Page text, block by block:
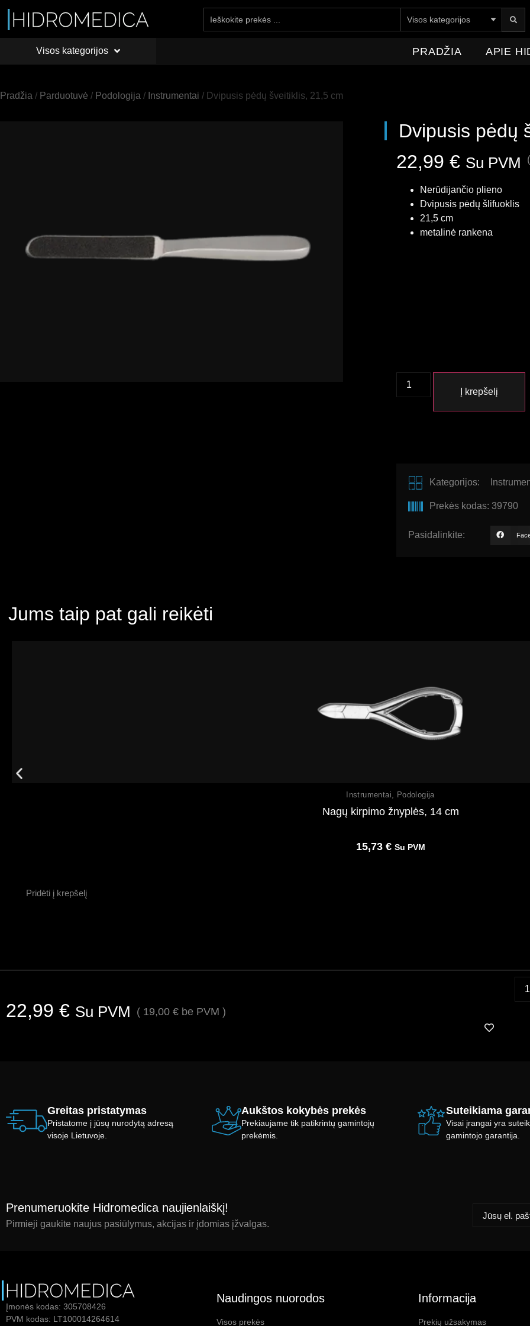
Visos kategorijos PRADŽIA APIE HIDROMEDICA KONTAKTAI
Visos kategorijos PRADŽIA APIE
Pradžia / Parduotuvė / Podologija / Instrumentai / Dvipusis pėdų šveitiklis, 21,5 cm
Dvipusis pėdų
22,99 € Su PVM (
Nerūdijančio plieno
Dvipusis pėdų šlifuoklis
21,5 cm
metalinė rankena
Į krepšelį
Kategorijos:
Prekės kodas: 39790
Pasidalinkite:
Jums taip pat gali reikėti
Instrumentai, Podologija
Nagų kirpimo žnyplės, 14 cm
15,73 € Su PVM
Pridėti į krepšelį
22,99 € Su PVM ( 19,00 € be PVM )
Greitas pristatymas
Pristatome į jūsų nurodytą adresą
visoje Lietuvoje.
Aukštos kokybės prekės
Prekiaujame tik patikrintų gamintojų
prekėmis.
Suteikiama
Visai įrangai yra
gamintojo garantija.
Prenumeruokite Hidromedica naujienlaiškį!
Pirmieji gaukite naujus pasiūlymus, akcijas ir įdomias įžvalgas.
Įmonės kodas: 305708426
PVM kodas: LT100014264614
Naudingos nuorodos
Visos prekės
Informacija
Prekių užsakymas